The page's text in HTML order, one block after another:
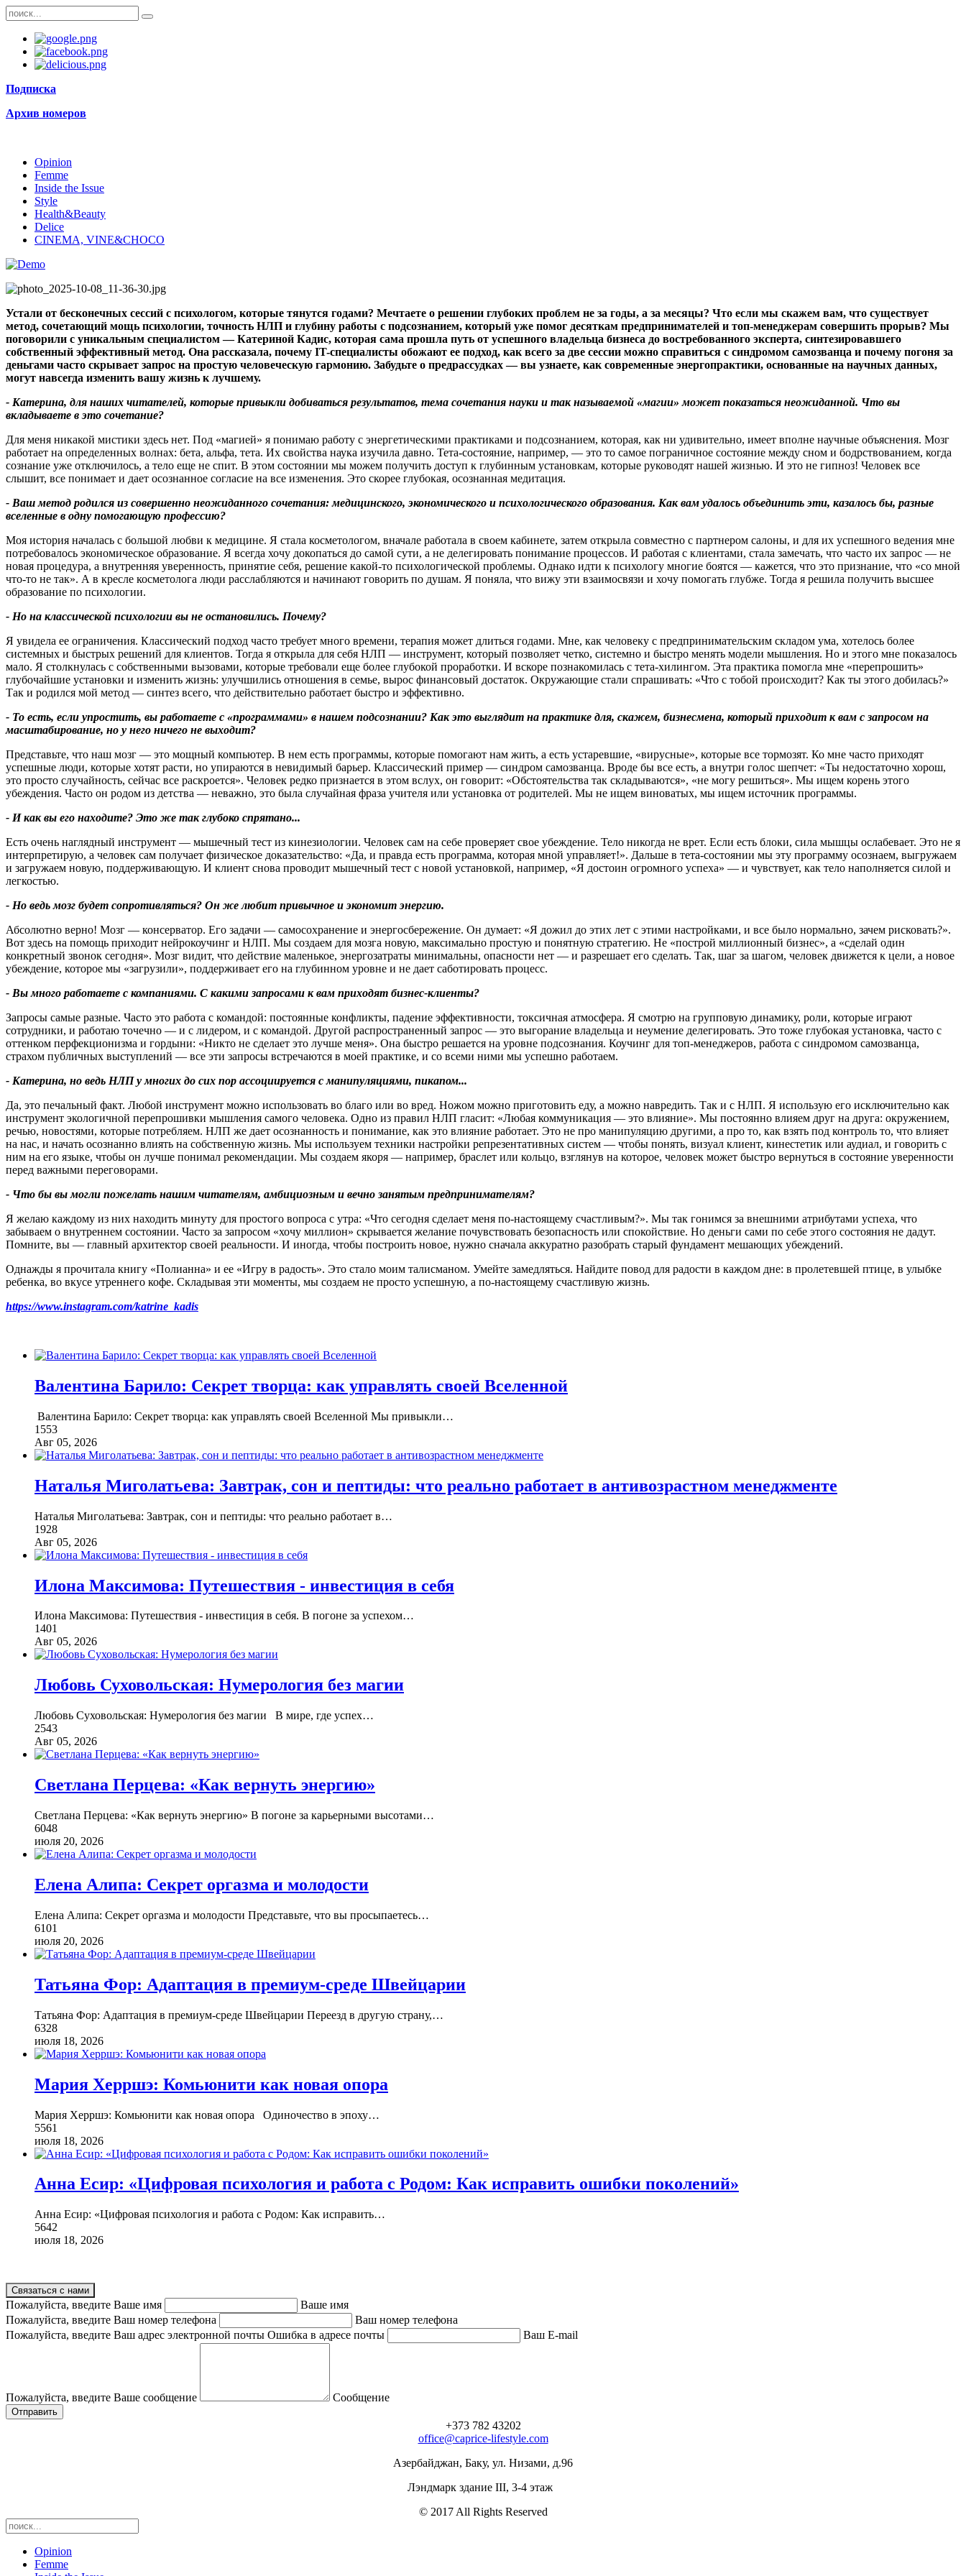
Подписка
Архив номеров
Opinion
Femme
Inside the Issue
Style
Health&Beauty
Delice
CINEMA, VINE&CHOCO
Устали от бесконечных сессий с психологом, которые тянутся годами? Мечтаете о решении глубоких проблем не за годы, а за месяцы? Что если мы скажем вам, что существует
метод, сочетающий мощь психологии, точность НЛП и глубину работы с подсознанием, который уже помог десяткам предпринимателей и топ-менеджерам совершить прорыв? Мы
поговорили с уникальным специалистом — Катериной Кадис, которая сама прошла путь от успешного владельца бизнеса до востребованного эксперта, синтезировавшего
собственный эффективный метод. Она рассказала, почему IT-специалисты обожают ее подход, как всего за две сессии можно справиться с синдромом самозванца и почему погоня за
деньгами часто скрывает запрос на простую человеческую гармонию. Забудьте о предрассудках — вы узнаете, как современные энергопрактики, основанные на научных данных,
могут навсегда изменить вашу жизнь к лучшему.
- Катерина, для наших читателей, которые привыкли добиваться результатов, тема сочетания науки и так называемой «магии» может показаться неожиданной. Что вы
вкладываете в это сочетание?
Для меня никакой мистики здесь нет. Под «магией» я понимаю работу с энергетическими практиками и подсознанием, которая, как ни удивительно, имеет вполне научные объяснения. Мозг
работает на определенных волнах: бета, альфа, тета. Их свойства наука изучила давно. Тета-состояние, например, — это то самое пограничное состояние между сном и бодрствованием, когда
сознание уже отключилось, а тело еще не спит. В этом состоянии мы можем получить доступ к глубинным установкам, которые руководят нашей жизнью. И это не гипноз! Человек все
слышит, все понимает и дает осознанное согласие на все изменения. Это скорее глубокая, осознанная медитация.
- Ваш метод родился из совершенно неожиданного сочетания: медицинского, экономического и психологического образования. Как вам удалось объединить эти, казалось бы, разные
вселенные в одну помогающую профессию?
Моя история началась с большой любви к медицине. Я стала косметологом, вначале работала в своем кабинете, затем открыла совместно с партнером салоны, и для их успешного ведения мне
потребовалось экономическое образование. Я всегда хочу докопаться до самой сути, а не делегировать понимание процессов. И работая с клиентами, стала замечать, что часто их запрос — не
новая процедура, а внутренняя уверенность, принятие себя, решение какой-то психологической проблемы. Однако идти к психологу многие боятся — кажется, что это признание, что «со мной
что-то не так». А в кресле косметолога люди расслабляются и начинают говорить по душам. Я поняла, что вижу эти взаимосвязи и хочу помогать глубже. Тогда я решила получить высшее
образование по психологии.
- Но на классической психологии вы не остановились. Почему?
Я увидела ее ограничения. Классический подход часто требует много времени, терапия может длиться годами. Мне, как человеку с предпринимательским складом ума, хотелось более
системных и быстрых решений для клиентов. Тогда я открыла для себя НЛП — инструмент, который позволяет четко, системно и быстро менять модели мышления. Но и этого мне показалось
мало. Я столкнулась с собственными вызовами, которые требовали еще более глубокой проработки. И вскоре познакомилась с тета-хилингом. Эта практика помогла мне «перепрошить»
глубочайшие установки и изменить жизнь: улучшились отношения в семье, вырос финансовый достаток. Окружающие стали спрашивать: «Что с тобой происходит? Как ты этого добилась?»
Так и родился мой метод — синтез всего, что действительно работает быстро и эффективно.
- То есть, если упростить, вы работаете с «программами» в нашем подсознании? Как это выглядит на практике для, скажем, бизнесмена, который приходит к вам с запросом на
масштабирование, но у него ничего не выходит?
Представьте, что наш мозг — это мощный компьютер. В нем есть программы, которые помогают нам жить, а есть устаревшие, «вирусные», которые все тормозят. Ко мне часто приходят
успешные люди, которые хотят расти, но упираются в невидимый барьер. Классический пример — синдром самозванца. Вроде бы все есть, а внутри голос шепчет: «Ты недостаточно хорош,
это просто случайность, сейчас все раскроется». Человек редко признается в этом вслух, он говорит: «Обстоятельства так складываются», «не могу решиться». Мы ищем корень этого
убеждения. Часто он родом из детства — неважно, это была случайная фраза учителя или установка от родителей. Мы не ищем виноватых, мы ищем источник программы.
- И как вы его находите? Это же так глубоко спрятано...
Есть очень наглядный инструмент — мышечный тест из кинезиологии. Человек сам на себе проверяет свое убеждение. Тело никогда не врет. Если есть блоки, сила мышцы ослабевает. Это не я
интерпретирую, а человек сам получает физическое доказательство: «Да, и правда есть программа, которая мной управляет!». Дальше в тета-состоянии мы эту программу осознаем, выгружаем
и загружаем новую, поддерживающую. И клиент снова проводит мышечный тест с новой установкой, например, «Я достоин огромного успеха» — и чувствует, как тело наполняется силой и
легкостью.
- Но ведь мозг будет сопротивляться? Он же любит привычное и экономит энергию.
Абсолютно верно! Мозг — консерватор. Его задачи — самосохранение и энергосбережение. Он думает: «Я дожил до этих лет с этими настройками, и все было нормально, зачем рисковать?».
Вот здесь на помощь приходит нейрокоучинг и НЛП. Мы создаем для мозга новую, максимально простую и понятную стратегию. Не «построй миллионный бизнес», а «сделай один
конкретный звонок сегодня». Мозг видит, что действие маленькое, энергозатраты минимальны, опасности нет — и разрешает его сделать. Так, шаг за шагом, человек движется к цели, а новое
убеждение, которое мы «загрузили», поддерживает его на глубинном уровне и не дает саботировать процесс.
- Вы много работаете с компаниями. С какими запросами к вам приходят бизнес-клиенты?
Запросы самые разные. Часто это работа с командой: постоянные конфликты, падение эффективности, токсичная атмосфера. Я смотрю на групповую динамику, роли, которые играют
сотрудники, и работаю точечно — и с лидером, и с командой. Другой распространенный запрос — это выгорание владельца и неумение делегировать. Это тоже глубокая установка, часто с
оттенком перфекционизма и гордыни: «Никто не сделает это лучше меня». Она быстро решается на уровне подсознания. Коучинг для топ-менеджеров, работа с синдромом самозванца,
страхом публичных выступлений — все эти запросы встречаются в моей практике, и со всеми ними мы успешно работаем.
- Катерина, но ведь НЛП у многих до сих пор ассоциируется с манипуляциями, пикапом...
Да, это печальный факт. Любой инструмент можно использовать во благо или во вред. Ножом можно приготовить еду, а можно навредить. Так и с НЛП. Я использую его исключительно как
инструмент экологичной перепрошивки мышления самого человека. Одно из правил НЛП гласит: «Любая коммуникация — это влияние». Мы постоянно влияем друг на друга: окружением,
речью, новостями, которые потребляем. НЛП же дает осознанность и понимание, как это влияние работает. Это не про манипуляцию другими, а про то, как взять под контроль то, что влияет
на нас, и начать осознанно влиять на собственную жизнь. Мы используем техники настройки репрезентативных систем — чтобы понять, визуал клиент, кинестетик или аудиал, и говорить с
ним на его языке, чтобы он лучше понимал рекомендации. Мы создаем якоря — например, браслет или кольцо, взглянув на которое, человек может быстро вернуться в состояние уверенности
перед важными переговорами.
- Что бы вы могли пожелать нашим читателям, амбициозным и вечно занятым предпринимателям?
Я желаю каждому из них находить минуту для простого вопроса с утра: «Что сегодня сделает меня по-настоящему счастливым?». Мы так гонимся за внешними атрибутами успеха, что
забываем о внутреннем состоянии. Часто за запросом «хочу миллион» скрывается желание почувствовать безопасность или спокойствие. Но деньги сами по себе этого состояния не дадут.
Помните, вы — главный архитектор своей реальности. И иногда, чтобы построить новое, нужно сначала аккуратно разобрать старый фундамент мешающих убеждений.
Однажды я прочитала книгу «Полианна» и ее «Игру в радость». Это стало моим талисманом. Умейте замедляться. Найдите повод для радости в каждом дне: в пролетевшей птице, в улыбке
ребенка, во вкусе утреннего кофе. Складывая эти моменты, мы создаем не просто успешную, а по-настоящему счастливую жизнь.
https://www.instagram.com/katrine_kadis
Валентина Барило: Секрет творца: как управлять своей Вселенной
Валентина Барило: Секрет творца: как управлять своей Вселенной Мы привыкли…
1553
Авг 05, 2026
Наталья Миголатьева: Завтрак, сон и пептиды: что реально работает в антивозрастном менеджменте
Наталья Миголатьева: Завтрак, сон и пептиды: что реально работает в…
1928
Авг 05, 2026
Илона Максимова: Путешествия - инвестиция в себя
Илона Максимова: Путешествия - инвестиция в себя. В погоне за успехом…
1401
Авг 05, 2026
Любовь Суховольская: Нумерология без магии
Любовь Суховольская: Нумерология без магии В мире, где успех…
2543
Авг 05, 2026
Светлана Перцева: «Как вернуть энергию»
Светлана Перцева: «Как вернуть энергию» В погоне за карьерными высотами…
6048
июля 20, 2026
Елена Алипа: Секрет оргазма и молодости
Елена Алипа: Секрет оргазма и молодости Представьте, что вы просыпаетесь…
6101
июля 20, 2026
Татьяна Фор: Адаптация в премиум-среде Швейцарии
Татьяна Фор: Адаптация в премиум-среде Швейцарии Переезд в другую страну,…
6328
июля 18, 2026
Мария Херршэ: Комьюнити как новая опора
Мария Херршэ: Комьюнити как новая опора Одиночество в эпоху…
5561
июля 18, 2026
Анна Есир: «Цифровая психология и работа с Родом: Как исправить ошибки поколений»
Анна Есир: «Цифровая психология и работа с Родом: Как исправить…
5642
июля 18, 2026
Связаться с нами
Пожалуйста, введите Ваше имя
Ваше имя
Пожалуйста, введите Ваш номер телефона
Ваш номер телефона
Пожалуйста, введите Ваш адрес электронной почты Ошибка в адресе почты Ваш E-mail
Пожалуйста, введите Ваше сообщение Сообщение
+373 782 43202
office@caprice-lifestyle.com
Азербайджан, Баку, ул. Низами, д.96
Лэндмарк здание III, 3-4 этаж
© 2017 All Rights Reserved
Opinion
Femme